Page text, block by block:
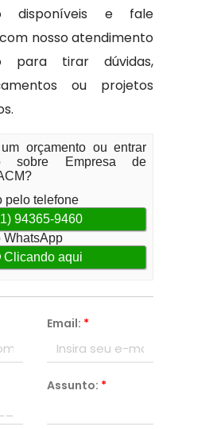
disponíveis e fale
nosso atendimento
para tirar dúvidas,
ou projetos
orçamento ou entrar
sobre Empresa de
pelo telefone
94365-9460
WhatsApp
Clicando aqui
Email: *
Assunto: *